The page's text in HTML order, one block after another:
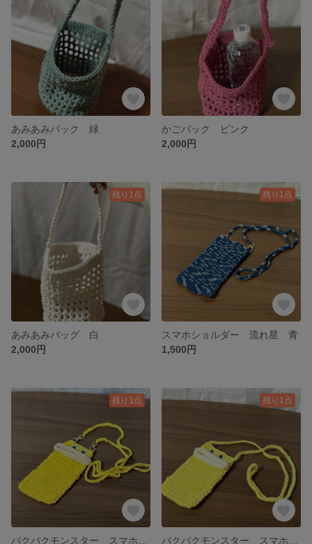
あみあみバック 緑
2,000円
かごバック ピンク
2,000円
残り1点
あみあみバッグ 白
2,000円
残り1点
スマホショルダー 流れ星 青
1,500円
残り1点 残り1点